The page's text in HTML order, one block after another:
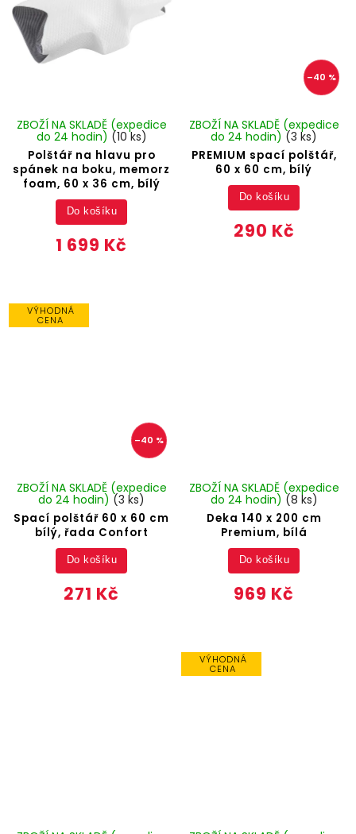
Polštář na hlavu pro
spánek na boku, memorz
foam, 60 x 36 cm, bílý
ZBOŽÍ NA SKLADĚ (expedice
do 24 hodin) (10 ks)
1 699 Kč
Do košíku
–40 %
PREMIUM spací polštář,
60 x 60 cm, bílý
ZBOŽÍ NA SKLADĚ (expedice
do 24 hodin) (3 ks)
290 Kč
Do košíku
VÝHODNÁ
CENA
–40 %
Spací polštář 60 x 60 cm
bílý, řada Confort
ZBOŽÍ NA SKLADĚ (expedice
do 24 hodin) (3 ks)
271 Kč
Do košíku
Deka 140 x 200 cm
Premium, bílá
ZBOŽÍ NA SKLADĚ (expedice
do 24 hodin) (8 ks)
969 Kč
Do košíku
VÝHODNÁ
CENA